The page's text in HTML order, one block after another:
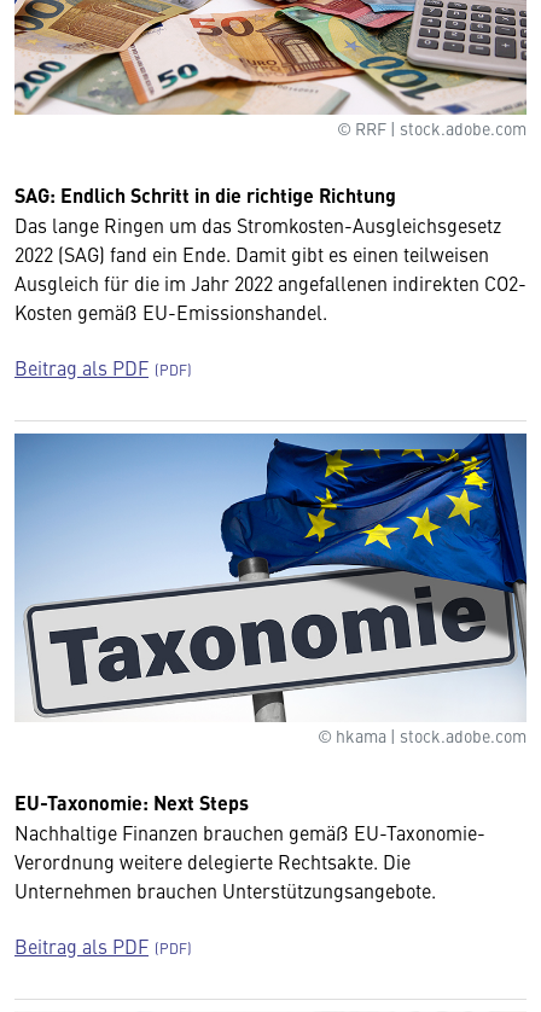
© RRF | stock.adobe.com
SAG: Endlich Schritt in die richtige Richtung
Das lange Ringen um das Stromkosten-Ausgleichsgesetz
2022 (SAG) fand ein Ende. Damit gibt es einen teilweisen
Ausgleich für die im Jahr 2022 angefallenen indirekten CO2-
Kosten gemäß EU-Emissionshandel.
Beitrag als PDF
© hkama | stock.adobe.com
EU-Taxonomie: Next Steps
Nachhaltige Finanzen brauchen gemäß EU-Taxonomie-
Verordnung weitere delegierte Rechtsakte. Die
Unternehmen brauchen Unterstützungsangebote.
Beitrag als PDF